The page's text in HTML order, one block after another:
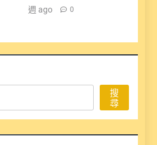
週 ago
0
搜
尋